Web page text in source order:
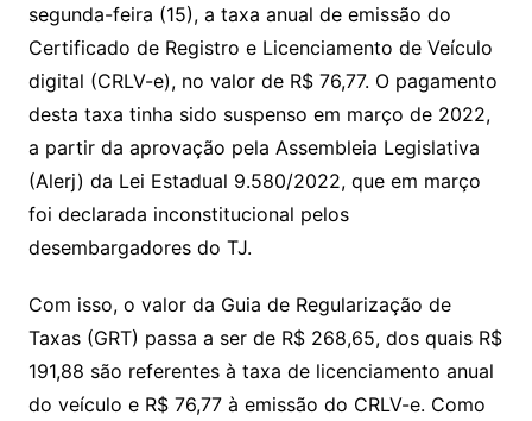
segunda-feira (15), a taxa anual de emissão do
Certificado de Registro e Licenciamento de Veículo
digital (CRLV-e), no valor de R$ 76,77. O pagamento
desta taxa tinha sido suspenso em março de 2022,
a partir da aprovação pela Assembleia Legislativa
(Alerj) da Lei Estadual 9.580/2022, que em março
foi declarada inconstitucional pelos
desembargadores do TJ.
Com isso, o valor da Guia de Regularização de
Taxas (GRT) passa a ser de R$ 268,65, dos quais R$
191,88 são referentes à taxa de licenciamento anual
do veículo e R$ 76,77 à emissão do CRLV-e. Como